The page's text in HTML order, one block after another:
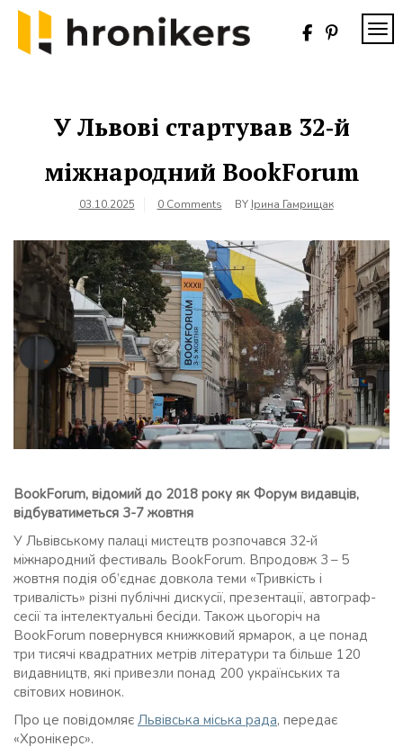
Skip
content
У Львові стартував 32‑й
міжнародний BookForum
03.10.2025 0 Comments BY Ірина Гамрищак
BookForum, відомий до 2018 року як Форум видавців,
відбуватиметься 3-7 жовтня
У Львівському палаці мистецтв розпочався 32‑й
міжнародний фестиваль BookForum. Впродовж 3 – 5
жовтня подія об’єднає довкола теми «Тривкість і
тривалість» різні публічні дискусії, презентації, автограф-
сесії та інтелектуальні бесіди. Також цьогоріч на
BookForum повернувся книжковий ярмарок, а це понад
три тисячі квадратних метрів літератури та більше 120
видавництв, які привезли понад 200 українських та
світових новинок.
Про це повідомляє Львівська міська рада, передає
«Хронікерс».